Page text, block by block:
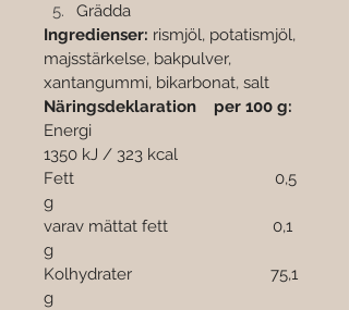
Grädda
Ingredienser: rismjöl, potatismjöl,
majsstärkelse, bakpulver,
xantangummi, bikarbonat, salt
Näringsdeklaration    per 100 g:
Energi
1350 kJ / 323 kcal
Fett    				   0,5
g
varav mättat fett                        0,1
g
Kolhydrater          		  75,1
g